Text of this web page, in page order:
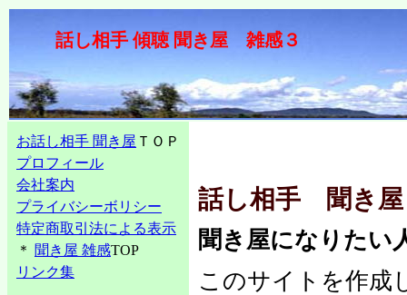
話し相手 傾聴 聞き屋 雑感３
お話し相手 聞き屋 ＴＯＰ
プロフィール
会社案内
プライバシーボリシー
特定商取引法による表示
＊ 聞き屋 雑感TOP
リンク集
話し相手 聞き
聞き屋になりたい
このサイトを作成